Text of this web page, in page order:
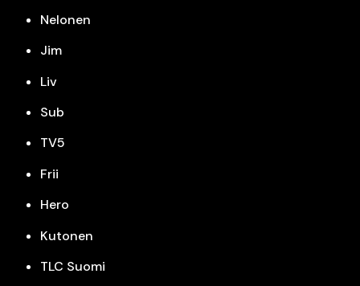
Nelonen
Jim
Liv
Sub
TV5
Frii
Hero
Kutonen
TLC Suomi